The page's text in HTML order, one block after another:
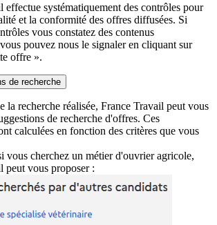
effectue systématiquement des contrôles pour
et la conformité des offres diffusées. Si
vous constatez des contenus
pouvez nous le signaler en cliquant sur
offre ».
de recherche
la recherche réalisée, France Travail peut vous
de recherche d'offres. Ces
calculées en fonction des critères que vous
vous cherchez un métier d'ouvrier agricole,
peut vous proposer :